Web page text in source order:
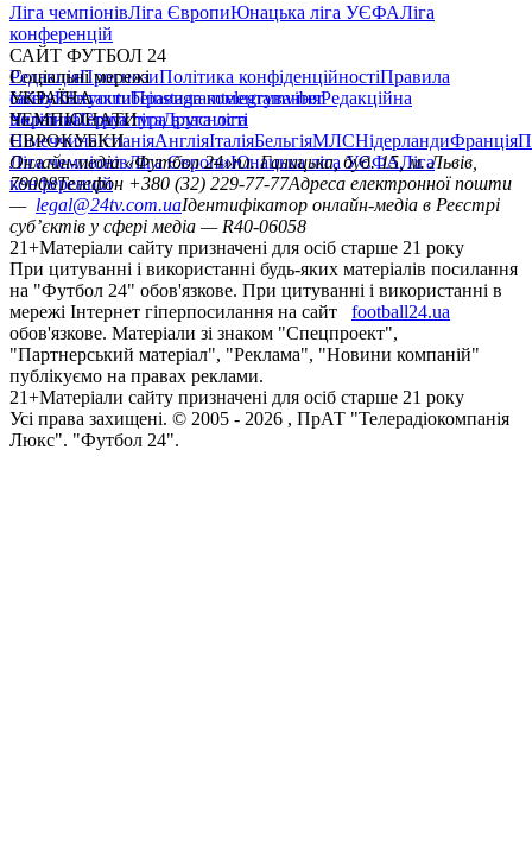
Ліга чемпіонівЛіга ЄвропиЮнацька ліга УЄФАЛіга
конференцій
САЙТ ФУТБОЛ 24
РедакціяПрогнозиПолітика конфіденційностіПравила
сайтуКонтактиПравила коментуванняРедакційна
політикаСтруктура власності
Соціальні мережі
facebookxyoutubeinstagramtelegramviber
УКРАЇНА
УкраїнаПерша лігаДруга ліга
ЧЕМПІОНАТИ
НімеччинаІспаніяАнгліяІталіяБельгіяМЛСНідерландиФранція
ЄВРОКУБКИ
Ліга чемпіонівЛіга ЄвропиЮнацька ліга УЄФАЛіга
конференцій
Онлайн-медіа «Футбол 24»пл. Галицька, буд. 15, м. Львів,
79008Телефон +380 (32) 229-77-77Адреса електронної пошти
— legal@24tv.com.uaІдентифікатор онлайн-медіа в Реєстрі
суб’єктів у сфері медіа — R40-06058
21+Матеріали сайту призначені для осіб старше 21 року
При цитуванні і використанні будь-яких матеріалів посилання
на "Футбол 24" обов'язкове. При цитуванні і використанні в
мережі Інтернет гіперпосилання на сайт
football24.ua
обов'язкове. Матеріали зі знаком "Спецпроект",
"Партнерський матеріал", "Реклама", "Новини компаній"
публікуємо на правах реклами.
21+Матеріали сайту призначені для осіб старше 21 року
Усi права захищенi. © 2005 - 2026 , ПрАТ "Телерадіокомпанія
Люкс". "Футбол 24".